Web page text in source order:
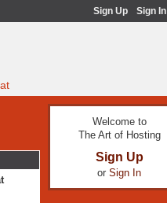
Sign Up Sign In
Welcome to
The Art of Hosting
Sign Up
or Sign In